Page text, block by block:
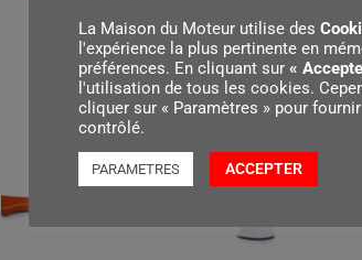
La Maison du Moteur utilise des
l'expérience la plus pertinente en
préférences. En cliquant sur «
l'utilisation de tous les cookies.
cliquer sur « Paramètres » pour
contrôlé.
PARAMETRES ACCEPTER